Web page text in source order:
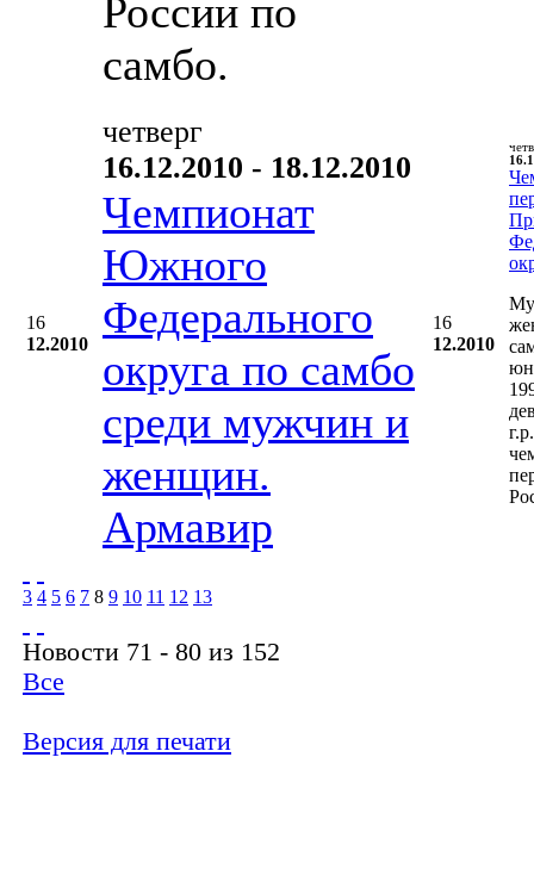
России по
самбо.
16
12.2010
четверг
16.12.2010 - 18.12.2010
Чемпионат
Южного
Федерального
округа по самбо
среди мужчин и
женщин.
Армавир
16
12.2010
3 4 5 6 7 8 9 10 11 12 13
Новости 71 - 80 из 152
Все
Версия для печати